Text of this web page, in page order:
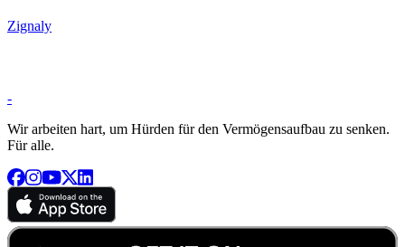
Zignaly
-
Wir arbeiten hart, um Hürden für den Vermögensaufbau zu senken.
Für alle.